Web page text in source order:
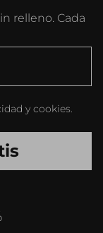
relleno. Cada
y cookies.